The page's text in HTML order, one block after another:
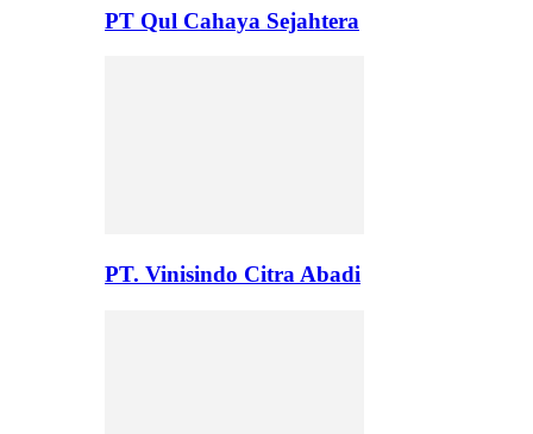
PT Qul Cahaya Sejahtera
PT. Vinisindo Citra Abadi